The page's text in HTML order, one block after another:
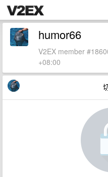
humor66
V2EX member
+08:00